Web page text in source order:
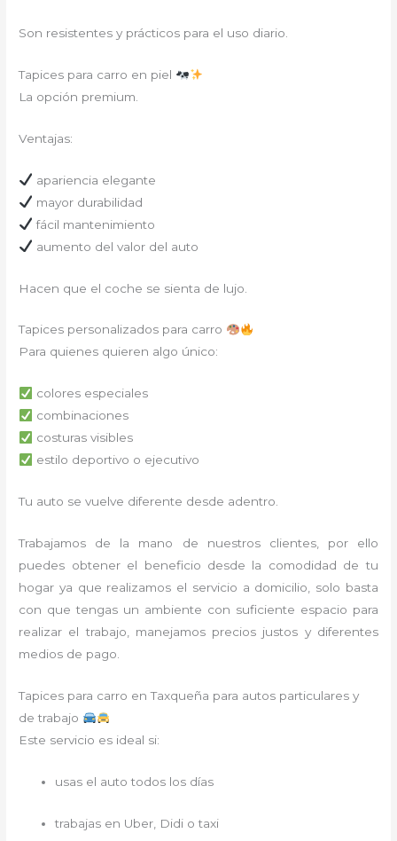
Son resistentes y prácticos para el uso diario.
Tapices para carro en piel
La opción premium.
Ventajas:
apariencia elegante
mayor durabilidad
fácil mantenimiento
aumento del valor del auto
Hacen que el coche se sienta de lujo.
Tapices personalizados para carro
Para quienes quieren algo único:
colores especiales
combinaciones
costuras visibles
estilo deportivo o ejecutivo
Tu auto se vuelve diferente desde adentro.
Trabajamos de la mano de nuestros clientes, por ello
puedes obtener el beneficio desde la comodidad de tu
hogar ya que realizamos el servicio a domicilio, solo basta
con que tengas un ambiente con suficiente espacio para
realizar el trabajo, manejamos precios justos y diferentes
medios de pago.
Tapices para carro en Taxqueña para autos particulares y
de trabajo
Este servicio es ideal si:
usas el auto todos los días
trabajas en Uber, Didi o taxi